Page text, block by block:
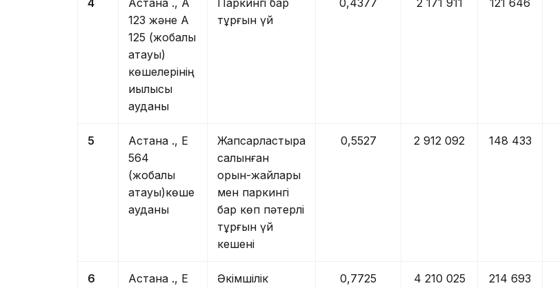
4
Астана қ., А
123 және А
125 (жобалық
атауы)
көшелерінің
қиылысы
ауданы
Паркингі бар
тұрғын үй
0,4377 2 171 911 121 646
5
Астана қ., Е
564
(жобалық
атауы)көше
ауданы
Жапсарластыра
салынған
орын-жайлары
мен паркингі
бар көп пәтерлі
тұрғын үй
кешені
0,5527 2 912 092 148 433
6
Астана қ., Е
Әкімшілік
0,7725 4 210 025 214 693